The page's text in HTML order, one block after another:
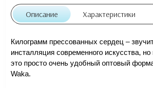
Описание Характеристики
Килограмм прессованных сердец –
инсталляция современного искусства,
это просто очень удобный оптовый
Waka.